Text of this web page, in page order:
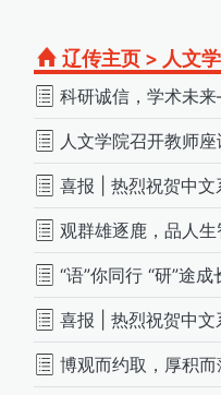
辽传主页 > 人文
人文学院召开教师座